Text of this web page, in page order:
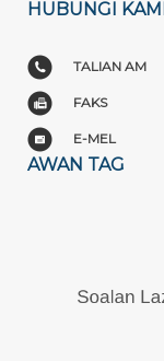
HUBUNGI
TALIAN AM
FAKS
E-MEL
AWAN TAG